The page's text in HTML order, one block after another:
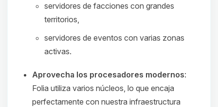
servidores de facciones con grandes
territorios,
servidores de eventos con varias zonas
activas.
Aprovecha los procesadores modernos:
Folia utiliza varios núcleos, lo que encaja
perfectamente con nuestra infraestructura